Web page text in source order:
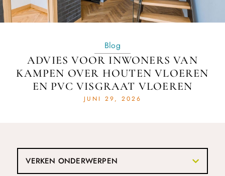
Blog
ADVIES VOOR INWONERS VAN
KAMPEN OVER HOUTEN VLOEREN
EN PVC VISGRAAT VLOEREN
JUNI 29, 2026
VERKEN ONDERWERPEN